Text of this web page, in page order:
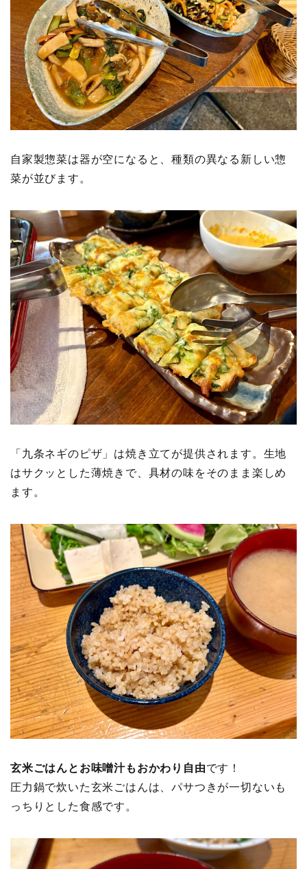
自家製惣菜は器が空になると、種類の異なる新しい惣
菜が並びます。
「九条ネギのピザ」は焼き立てが提供されます。生地
はサクッとした薄焼きで、具材の味をそのまま楽しめ
ます。
玄米ごはんとお味噌汁もおかわり自由です！
圧力鍋で炊いた玄米ごはんは、パサつきが一切ないも
っちりとした食感です。